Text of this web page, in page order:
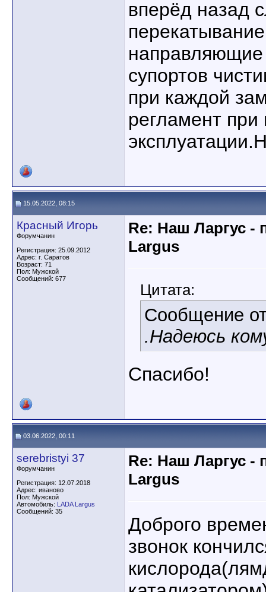
вперёд назад
супортов
при каждой
регламент при
15.05.2022, 08:15
Красный Игорь
Форумчанин
Регистрация: 25.09.2012
Адрес: г. Саратов
Возраст: 71
Пол: Мужской
Сообщений: 677
Re: Наш Ларгус -
Largus
Цитата:
Сообщение
.Надеюсь
Спасибо!
03.06.2022, 00:11
serebristyi 37
Форумчанин
Регистрация: 12.07.2018
Адрес: иваново
Пол: Мужской
Автомобиль: LADA Largus
Сообщений: 35
Re: Наш Ларгус -
Largus
Доброго
звонок